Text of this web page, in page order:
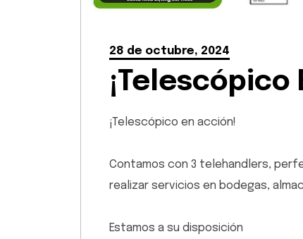
28 de octubre, 2024
¡Telescópico
¡Telescópico en acción!
Contamos con 3 telehandlers,
realizar servicios en bodegas,
Estamos a su disposición